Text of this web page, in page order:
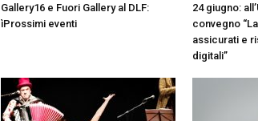
Gallery16 e Fuori Gallery al DLF:
ìProssimi eventi
24 giugno:
convegno
assicurati e
digitali”